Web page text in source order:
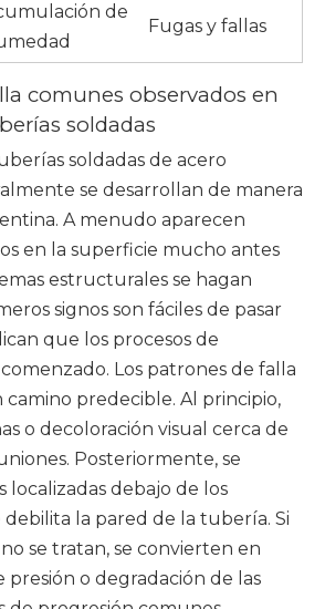
de
Fugas y fallas
comunes observados en
soldadas
soldadas de acero
se desarrollan de manera
A menudo aparecen
en la superficie mucho antes
estructurales se hagan
signos son fáciles de pasar
que los procesos de
Los patrones de falla
predecible. Al principio,
o decoloración visual cerca de
Posteriormente, se
localizadas debajo de los
la pared de la tubería. Si
se tratan, se convierten en
presión o degradación de las